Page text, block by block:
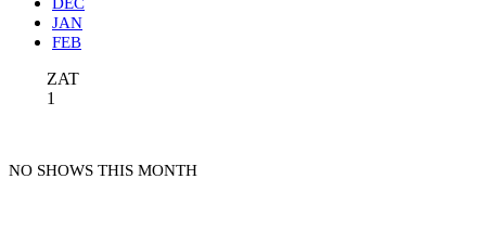
JAN
FEB
ZAT
1
NO SHOWS THIS MONTH